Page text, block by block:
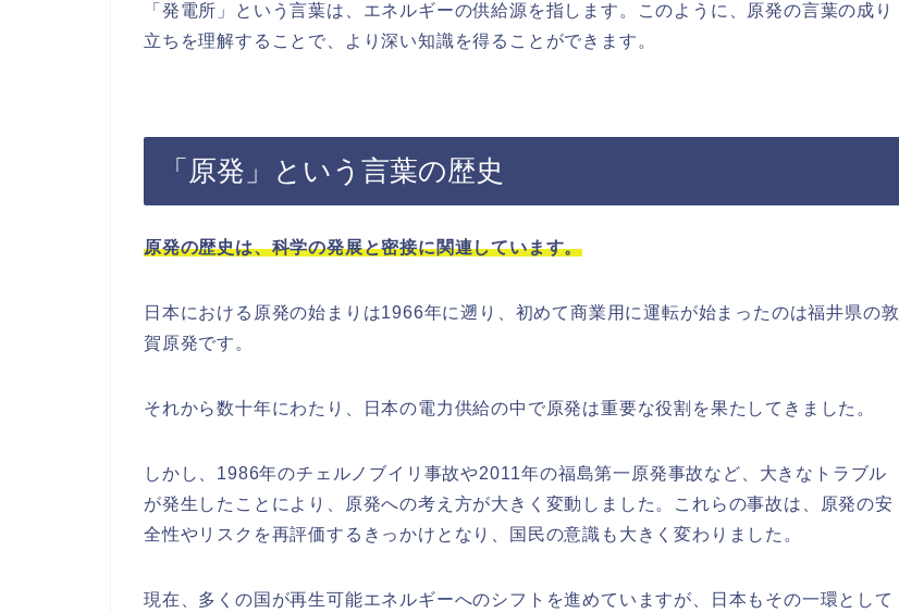
「発電所」という言葉は、エネルギーの供給源を指します。このように、原発の言葉の成り
立ちを理解することで、より深い知識を得ることができます。
「原発」という言葉の歴史
原発の歴史は、科学の発展と密接に関連しています。
日本における原発の始まりは1966年に遡り、初めて商業用に運転が始まったのは福井県の敦
賀原発です。
それから数十年にわたり、日本の電力供給の中で原発は重要な役割を果たしてきました。
しかし、1986年のチェルノブイリ事故や2011年の福島第一原発事故など、大きなトラブル
が発生したことにより、原発への考え方が大きく変動しました。これらの事故は、原発の安
全性やリスクを再評価するきっかけとなり、国民の意識も大きく変わりました。
現在、多くの国が再生可能エネルギーへのシフトを進めていますが、日本もその一環として